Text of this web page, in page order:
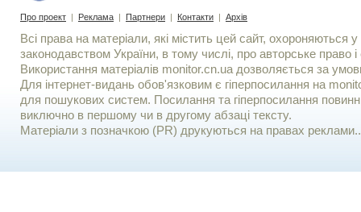
Про проект | Реклама | Партнери | Контакти | Архів
Всі права на матеріали, які містить цей сайт, охороняються у
законодавством України, в тому числі, про авторське право і
Використання матерiалiв monitor.cn.ua дозволяється за
Для iнтернет-видань обов'язковим є гiперпосилання на
для пошукових систем. Посилання та гіперпосилання
виключно в першому чи в другому абзаці тексту.
Матеріали з позначкою (PR) друкуються на правах реклами..